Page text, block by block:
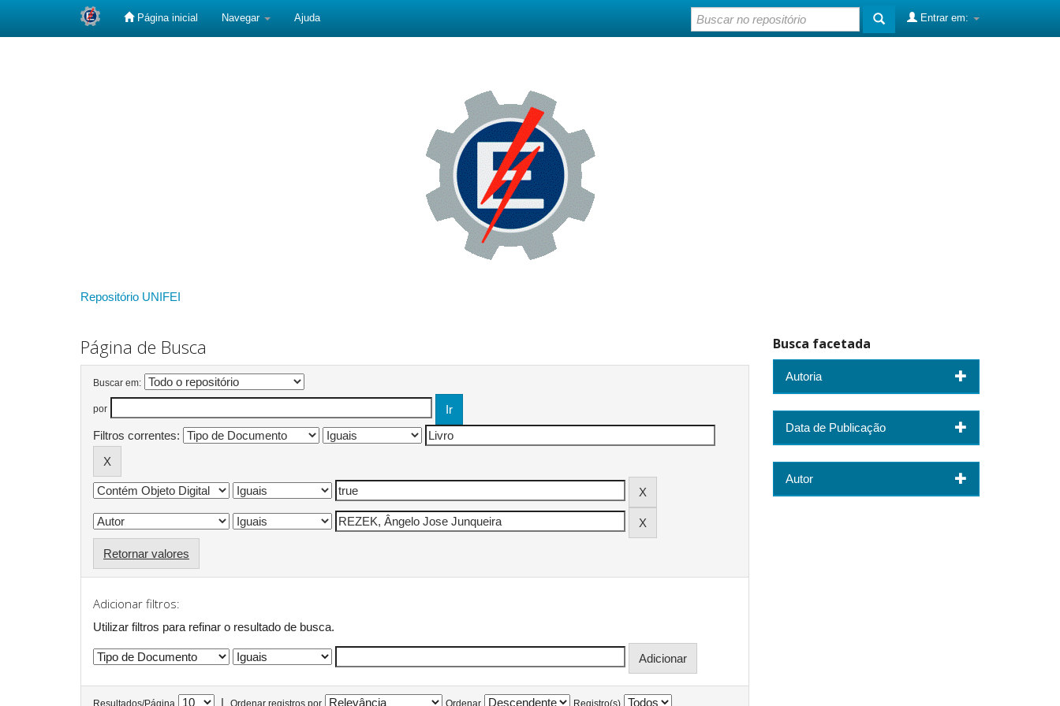
Página inicial Navegar Ajuda Entrar em:
Repositório UNIFEI
Página de Busca
Buscar em:
por
Filtros correntes:
Retornar valores
Adicionar filtros:
Utilizar filtros para refinar o resultado de busca.
Resultados/Página | Ordenar registros por Ordenar Registro(s)
Busca facetada
Autoria
Data de Publicação
Autor